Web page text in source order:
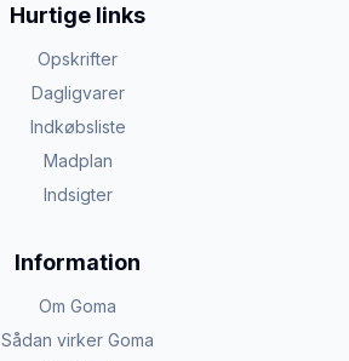
Hurtige links
Opskrifter
Dagligvarer
Indkøbsliste
Madplan
Indsigter
Information
Om Goma
Sådan virker Goma